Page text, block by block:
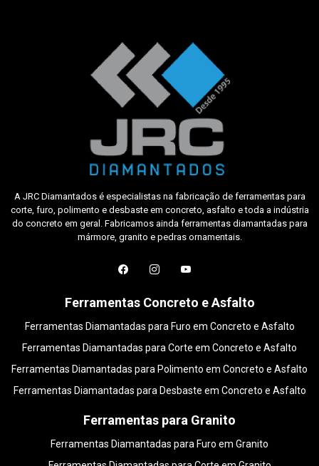
A JRC Diamantados é especialistas na fabricação de ferramentas para
corte, furo, polimento e desbaste em concreto, asfalto e toda a indústria
do concreto em geral. Fabricamos ainda ferramentas diamantadas para
mármore, granito e pedras ornamentais.
Ferramentas Concreto e Asfalto
Ferramentas Diamantadas para Furo em Concreto e Asfalto
Ferramentas Diamantadas para Corte em Concreto e Asfalto
Ferramentas Diamantadas para Polimento em Concreto e Asfalto
Ferramentas Diamantadas para Desbaste em Concreto e Asfalto
Ferramentas para Granito
Ferramentas Diamantadas para Furo em Granito